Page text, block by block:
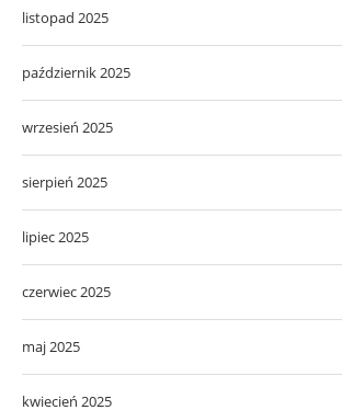
listopad 2025
październik 2025
wrzesień 2025
sierpień 2025
lipiec 2025
czerwiec 2025
maj 2025
kwiecień 2025